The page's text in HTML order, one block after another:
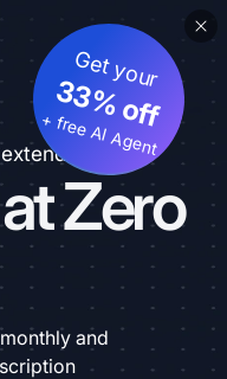
Zero
Get your
33% off
+ free AI Agent
and